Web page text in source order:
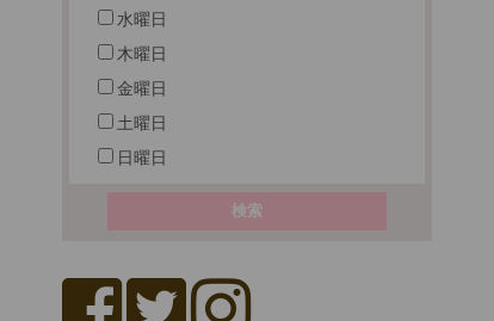
水曜日
木曜日
金曜日
土曜日
日曜日